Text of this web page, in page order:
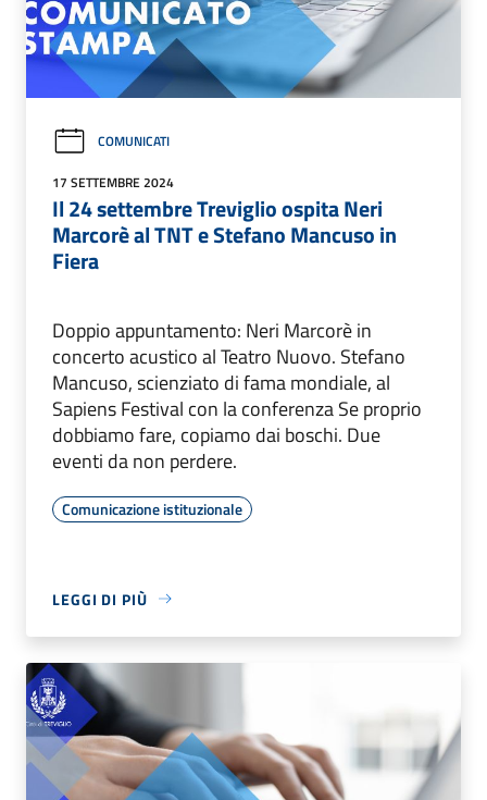
COMUNICATI
17 SETTEMBRE 2024
Il 24 settembre Treviglio ospita Neri
Marcorè al TNT e Stefano Mancuso in
Fiera
Doppio appuntamento: Neri Marcorè in
concerto acustico al Teatro Nuovo. Stefano
Mancuso, scienziato di fama mondiale, al
Sapiens Festival con la conferenza Se proprio
dobbiamo fare, copiamo dai boschi. Due
eventi da non perdere.
Comunicazione istituzionale
LEGGI DI PIÙ